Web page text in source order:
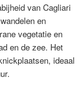
van Cagliari
en
vegetatie en
en de zee. Het
ideaal